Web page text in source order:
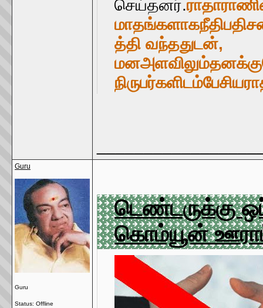
செய்தனர்.ராதா
மாதங்களாகநீதிபதி
த்தி வந்ததுடன்,
மனஅளவிலும்தனக்கு
நிருபர்களிடம்பேசிய
Guru
Guru
Status: Offline
டெண்டருக்கு
கொம்யூன்